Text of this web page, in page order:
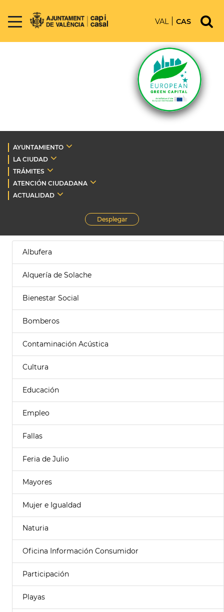
VAL CAS
AYUNTAMIENTO
LA CIUDAD
TRÁMITES
ATENCIÓN CIUDADANA
ACTUALIDAD
Desplegar
Albufera
Alquería de Solache
Bienestar Social
Bomberos
Contaminación Acústica
Cultura
Educación
Empleo
Fallas
Feria de Julio
Mayores
Mujer e Igualdad
Naturia
Oficina Información Consumidor
Participación
Playas